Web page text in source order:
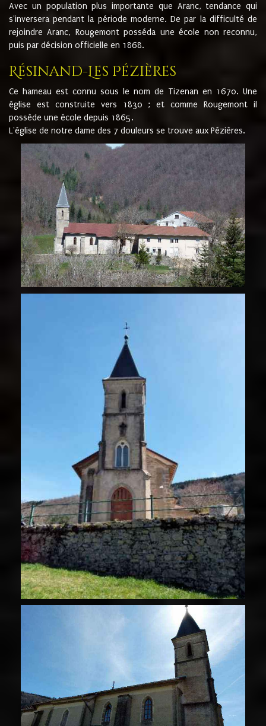
Avec un population plus importante que Aranc, tendance qui
s'inversera pendant la période moderne. De par la difficulté de
rejoindre Aranc, Rougemont posséda une école non reconnu,
puis par décision officielle en 1868.
Résinand-Les Pézières
Ce hameau est connu sous le nom de Tizenan en 1670. Une
église est construite vers 1830 ; et comme Rougemont il
possède une école depuis 1865.
L'église de notre dame des 7 douleurs se trouve aux Pézières.